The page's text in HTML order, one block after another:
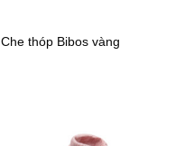
Che thóp Bibos vàng